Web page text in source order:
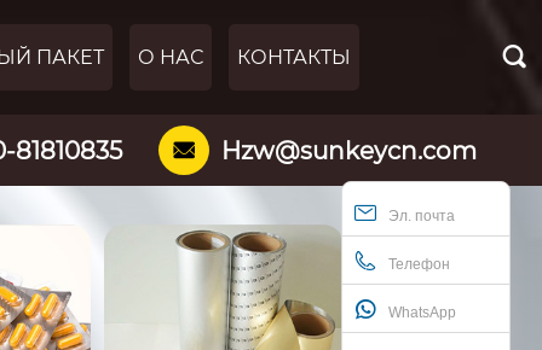
ПАКЕТ О НАС КОНТАКТЫ 
81810835  Hzw@sunkeycn.com
Эл. почта
Телефон
WhatsApp